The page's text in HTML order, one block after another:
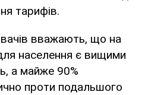
тарифів.
вважають, що на
населення є вищими
а майже 90%
проти подальшого